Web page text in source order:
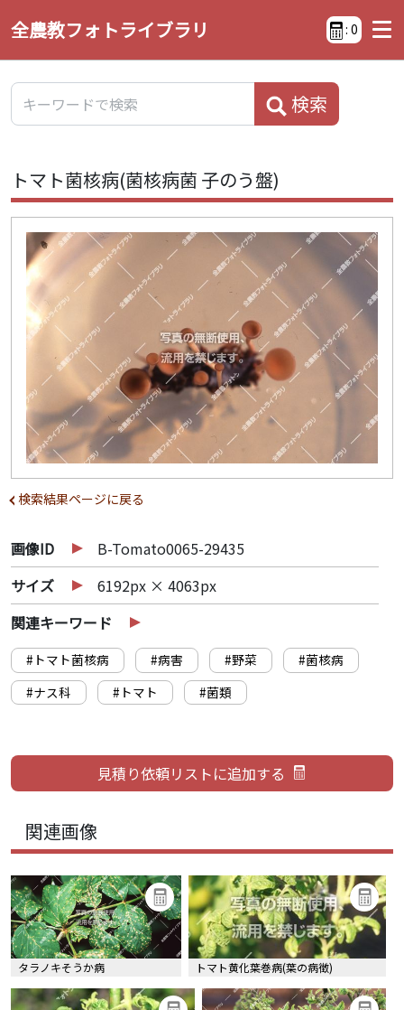
全農教フォトライブラリ : 0
検索
トマト菌核病(菌核病菌 子のう盤)
検索結果ページに戻る
画像ID
B-Tomato0065-29435
サイズ
6192px × 4063px
関連キーワード
#トマト菌核病 #病害 #野菜
#菌核病
#ナス科
#トマト #菌類
関連画像
タラノキそうか病 トマト黄化葉巻病(葉の病徴)